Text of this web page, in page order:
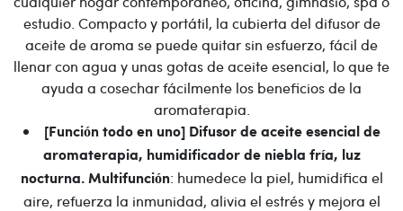
estudio. Compacto y portátil, la cubierta del difusor de
aceite de aroma se puede quitar sin esfuerzo, fácil de
llenar con agua y unas gotas de aceite esencial, lo que te
ayuda a cosechar fácilmente los beneficios de la
aromaterapia.
[Función todo en uno] Difusor de aceite esencial de
aromaterapia, humidificador de niebla fría, luz
nocturna. Multifunción: humedece la piel, humidifica el
aire, refuerza la inmunidad, alivia el estrés y mejora el